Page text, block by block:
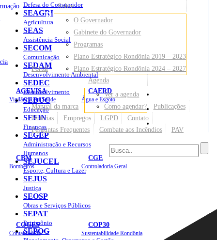
Rondônia
AGEVISA
Vigilância em Saúde
CAERD
Água e Esgoto
CBM
Bombeiros
CGE
Controladoria Geral
COGES
Contabilidade
COP30
Sustentabilidade Rondônia
Sites
Portal
Sobre
O Governador
Gabinete do Governador
Programas
Plano Estratégico Rondônia 2019 – 2023
Plano Estratégico Rondônia 2024 – 2027
Manual da marca
Agenda
Ver a agenda
Como agendar?
Publicações
Notícias
Empregos LGPD
Contato
Perguntas Frequentes
Combate aos Incêndios PAV
Defesa do Consumidor
SEAGRI
Agricultura
SEAS
Assistência Social
SECOM
Comunicação
SEDAM
Desenvolvimento Ambiental
SEDEC
Desenvolvimento
SEDUC
Educação
SEFIN
Finanças
SEGEP
Administração e Recursos
Humanos
SEJUCEL
Esporte, Cultura e Lazer
SEJUS
Justiça
SEOSP
Obras e Serviços Públicos
SEPAT
Patrimônio
SEPOG